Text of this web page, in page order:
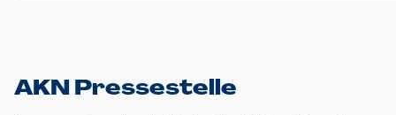
AKN Pressestelle